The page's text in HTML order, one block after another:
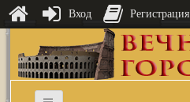
Вход Регистрация